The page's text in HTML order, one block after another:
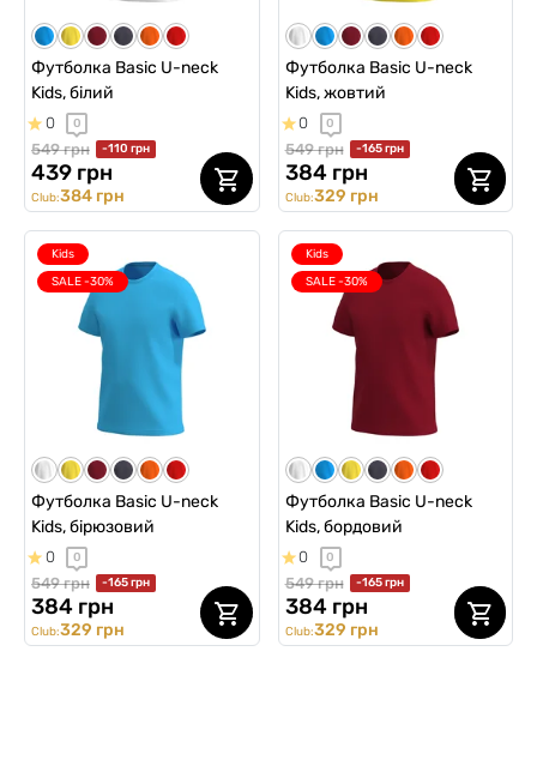
Футболка Basic U-neck
Kids, білий
0 0
549 грн -110 грн
439 грн
Club:384 грн
Футболка Basic U-neck
Kids, жовтий
0 0
549 грн -165 грн
384 грн
Club:329 грн
Kids
SALE -30%
Футболка Basic U-neck
Kids, бірюзовий
0 0
549 грн -165 грн
384 грн
Club:329 грн
Kids
SALE -30%
Футболка Basic U-neck
Kids, бордовий
0 0
549 грн -165 грн
384 грн
Club:329 грн